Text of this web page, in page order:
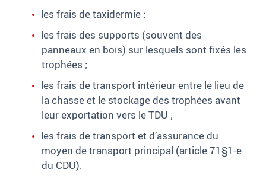
les frais de taxidermie ;
les frais des supports (souvent des
panneaux en bois) sur lesquels sont fixés les
trophées ;
les frais de transport intérieur entre le lieu de
la chasse et le stockage des trophées avant
leur exportation vers le TDU ;
les frais de transport et d’assurance du
moyen de transport principal (article71§1-e
du CDU).